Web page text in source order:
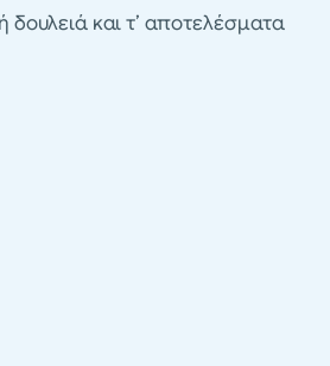
και τ’ αποτελέσματα